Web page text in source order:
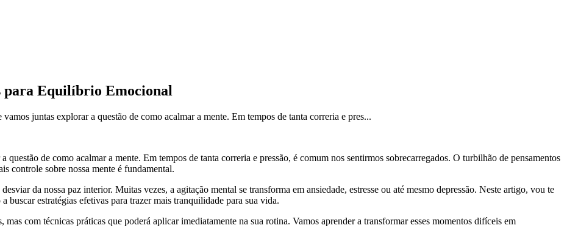
para Equilíbrio Emocional
juntas explorar a questão de como acalmar a mente. Em tempos de tanta correria e pres...
de como acalmar a mente. Em tempos de tanta correria e pressão, é comum nos sentirmos sobrecarregados. O turbilhão de pensamentos
controle sobre nossa mente é fundamental.
da nossa paz interior. Muitas vezes, a agitação mental se transforma em ansiedade, estresse ou até mesmo depressão. Neste artigo, vou te
estratégias efetivas para trazer mais tranquilidade para sua vida.
com técnicas práticas que poderá aplicar imediatamente na sua rotina. Vamos aprender a transformar esses momentos difíceis em